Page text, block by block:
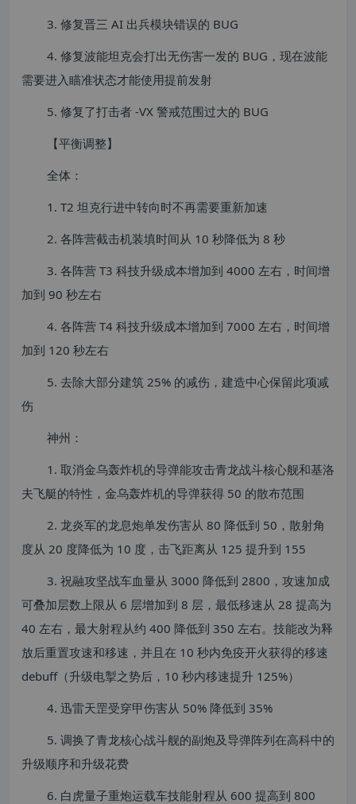
3. 修复晋三 AI 出兵模块错误的 BUG
4. 修复波能坦克会打出无伤害一发的 BUG，现在波能
需要进入瞄准状态才能使用提前发射
5. 修复了打击者 -VX 警戒范围过大的 BUG
【平衡调整】
全体：
1. T2 坦克行进中转向时不再需要重新加速
2. 各阵营截击机装填时间从 10 秒降低为 8 秒
3. 各阵营 T3 科技升级成本增加到 4000 左右，时间增
加到 90 秒左右
4. 各阵营 T4 科技升级成本增加到 7000 左右，时间增
加到 120 秒左右
5. 去除大部分建筑 25% 的减伤，建造中心保留此项减
伤
神州：
1. 取消金乌轰炸机的导弹能攻击青龙战斗核心舰和基洛
夫飞艇的特性，金乌轰炸机的导弹获得 50 的散布范围
2. 龙炎军的龙息炮单发伤害从 80 降低到 50，散射角
度从 20 度降低为 10 度，击飞距离从 125 提升到 155
3. 祝融攻坚战车血量从 3000 降低到 2800，攻速加成
可叠加层数上限从 6 层增加到 8 层，最低移速从 28 提高为
40 左右，最大射程从约 400 降低到 350 左右。技能改为释
放后重置攻速和移速，并且在 10 秒内免疫开火获得的移速
debuff（升级电掣之势后，10 秒内移速提升 125%）
4. 迅雷天罡受穿甲伤害从 50% 降低到 35%
5. 调换了青龙核心战斗舰的副炮及导弹阵列在高科中的
升级顺序和升级花费
6. 白虎量子重炮运载车技能射程从 600 提高到 800